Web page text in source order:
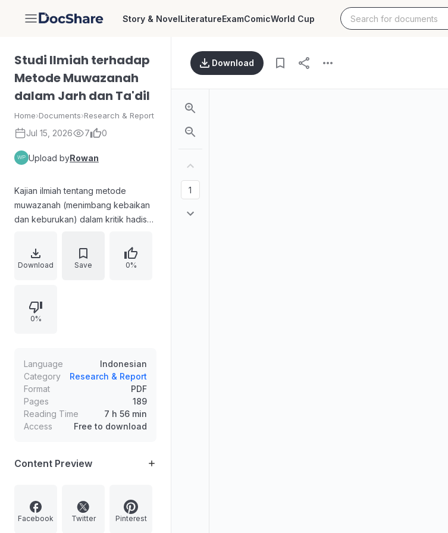
DocShare Story & NovelLiteratureExamComicWorld Cup
Studi Ilmiah terhadap
Metode Muwazanah
dalam Jarh dan Ta'dil
Home›Documents›Research & Report
Jul 15, 2026 7 0
Upload byRowan
Kajian ilmiah tentang metode
muwazanah (menimbang kebaikan
dan keburukan) dalam kritik hadis
Membahas makna keadilan dan
kezaliman, manhaj para ulama
bahaya muwazanah yang rusak.
Menguraikan contoh-contoh kritik
termasuk pencegahan,
pencegahan perbuatan bid'ah,
boikot, dan penutup.
Download Save 0%
0%
Language
Indonesian
Category
Research & Report
Format
PDF
Pages
189
Reading Time
7 h 56 min
Access
Free to download
Content Preview
Facebook Twitter Pinterest
Download